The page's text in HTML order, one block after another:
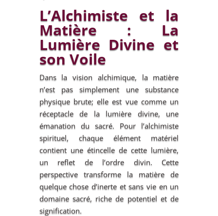
L’Alchimiste et la
Matière : La
Lumière Divine et
son Voile
Dans la vision alchimique, la matière
n’est pas simplement une substance
physique brute; elle est vue comme un
réceptacle de la lumière divine, une
émanation du sacré. Pour l’alchimiste
spirituel, chaque élément matériel
contient une étincelle de cette lumière,
un reflet de l’ordre divin. Cette
perspective transforme la matière de
quelque chose d’inerte et sans vie en un
domaine sacré, riche de potentiel et de
signification.